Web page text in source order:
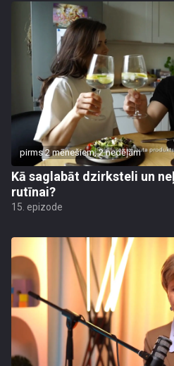
pirms 2 mēnešiem, 2 nedēļām
Kā saglabāt dzirksteli un
rutīnai?
15. epizode